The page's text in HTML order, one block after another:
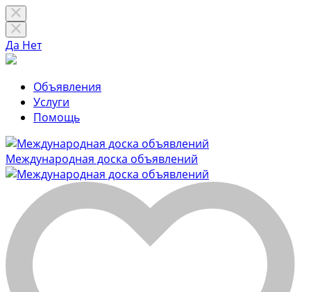
Да Нет
Объявления
Услуги
Помощь
Международная доска объявлений